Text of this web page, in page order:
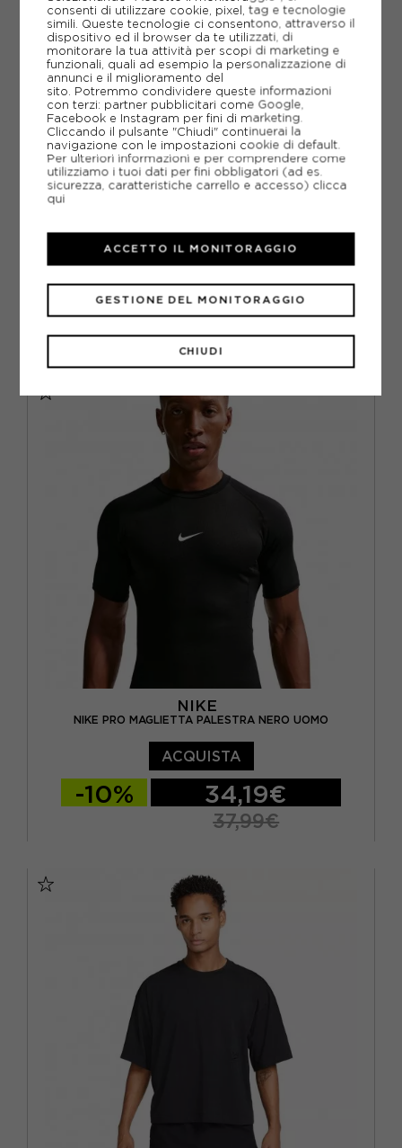
S M L XL
ACQUISTA
-10% 34,19€
37,99€
NIKE
NIKE PRO MAGLIETTA PALESTRA NERO UOMO
ACQUISTA
-10% 34,19€
37,99€
consenti di utilizzare cookie, pixel, tag e tecnologie
simili. Queste tecnologie ci consentono, attraverso il
dispositivo ed il browser da te utilizzati, di
monitorare la tua attività per scopi di marketing e
funzionali, quali ad esempio la personalizzazione di
annunci e il miglioramento del
sito. Potremmo condividere queste informazioni
con terzi: partner pubblicitari come Google,
Facebook e Instagram per fini di marketing.
Cliccando il pulsante "Chiudi" continuerai la
navigazione con le impostazioni cookie di default.
Per ulteriori informazioni e per comprendere come
utilizziamo i tuoi dati per fini obbligatori (ad es.
sicurezza, caratteristiche carrello e accesso) clicca
qui
CHIUDI
GESTIONE DEL MONITORAGGIO
ACCETTO IL MONITORAGGIO